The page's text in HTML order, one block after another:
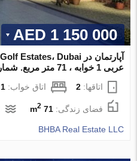
1 150 000 AED
عربی 1 خوابه ، 71 متر مربع. شماره 379656
اتاقها:2 اتاق خواب:1
فضای زندگی:71 m
2
BHBA Real Estate LLC